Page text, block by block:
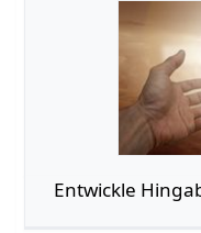
Entwickle